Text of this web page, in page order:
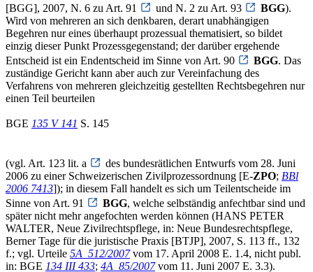
[BGG], 2007, N. 6 zu Art. 91
und N. 2 zu Art. 93 BGG).
Wird von mehreren an sich denkbaren, derart unabhängigen
Begehren nur eines überhaupt prozessual thematisiert, so bildet
einzig dieser Punkt Prozessgegenstand; der darüber ergehende
Entscheid ist ein Endentscheid im Sinne von Art. 90
BGG. Das
zuständige Gericht kann aber auch zur Vereinfachung des
Verfahrens von mehreren gleichzeitig gestellten Rechtsbegehren nur
einen Teil beurteilen
BGE 135 V 141 S. 145
(vgl. Art. 123 lit. a
des bundesrätlichen Entwurfs vom 28. Juni
2006 zu einer Schweizerischen Zivilprozessordnung [E-ZPO; BBl
2006 7413]); in diesem Fall handelt es sich um Teilentscheide im
Sinne von Art. 91
BGG, welche selbständig anfechtbar sind und
später nicht mehr angefochten werden können (HANS PETER
WALTER, Neue Zivilrechtspflege, in: Neue Bundesrechtspflege,
Berner Tage für die juristische Praxis [BTJP], 2007, S. 113 ff., 132
f.; vgl. Urteile 5A_512/2007vom 17. April 2008 E. 1.4, nicht publ.
in: BGE 134 III 433; 4A_85/2007vom 11. Juni 2007 E. 3.3).